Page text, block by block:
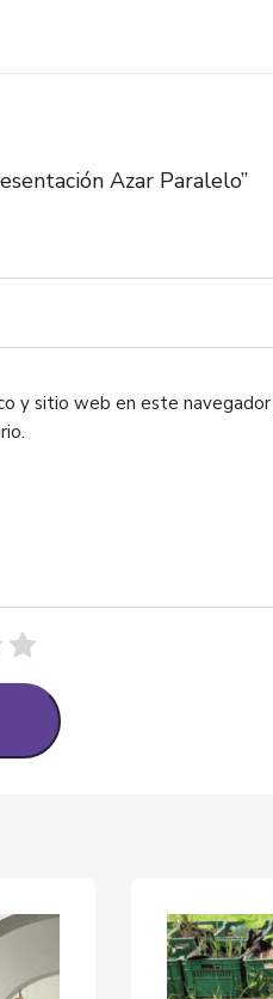
Azar Paralelo”
y sitio web en este navegador